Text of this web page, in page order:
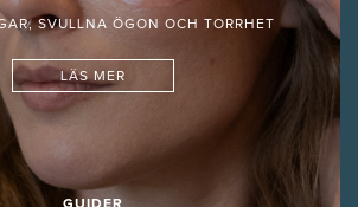
SVULLNA ÖGON OCH TORRHET
LÄS MER